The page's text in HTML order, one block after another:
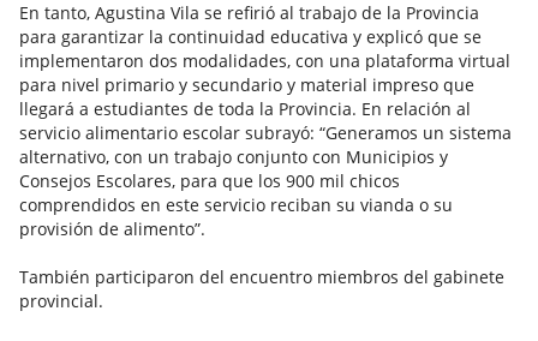
En tanto, Agustina Vila se refirió al trabajo de la Provincia
para garantizar la continuidad educativa y explicó que se
implementaron dos modalidades, con una plataforma virtual
para nivel primario y secundario y material impreso que
llegará a estudiantes de toda la Provincia. En relación al
servicio alimentario escolar subrayó: “Generamos un sistema
alternativo, con un trabajo conjunto con Municipios y
Consejos Escolares, para que los 900 mil chicos
comprendidos en este servicio reciban su vianda o su
provisión de alimento”.
También participaron del encuentro miembros del gabinete
provincial.